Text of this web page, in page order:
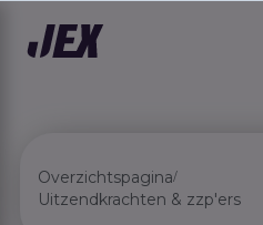
Overzichtspagina/
Uitzendkrachten & zzp'ers